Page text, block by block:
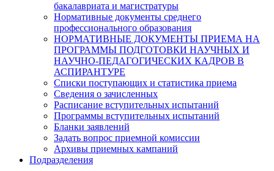
бакалавриата и магистратуры
Нормативные документы среднего
профессионального образования
НОРМАТИВНЫЕ ДОКУМЕНТЫ ПРИЕМА НА
ПРОГРАММЫ ПОДГОТОВКИ НАУЧНЫХ И
НАУЧНО-ПЕДАГОГИЧЕСКИХ КАДРОВ В
АСПИРАНТУРЕ
Списки поступающих и статистика приема
Сведения о зачисленных
Расписание вступительных испытаний
Программы вступительных испытаний
Бланки заявлений
Задать вопрос приемной комиссии
Архивы приемных кампаний
Подразделения